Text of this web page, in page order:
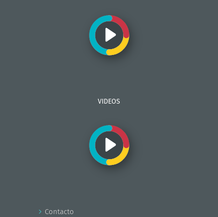
VIDEOS
Contacto